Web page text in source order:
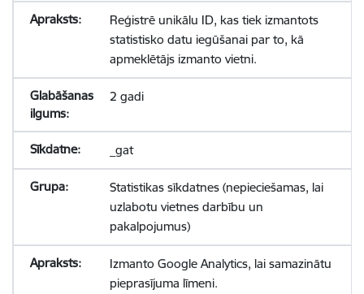
Reģistrē unikālu ID, kas tiek izmantots
statistisko datu iegūšanai par to, kā
apmeklētājs izmanto vietni.
2 gadi
_gat
Statistikas sīkdatnes (nepieciešamas, lai
uzlabotu vietnes darbību un
pakalpojumus)
Izmanto Google Analytics, lai samazinātu
pieprasījuma līmeni.